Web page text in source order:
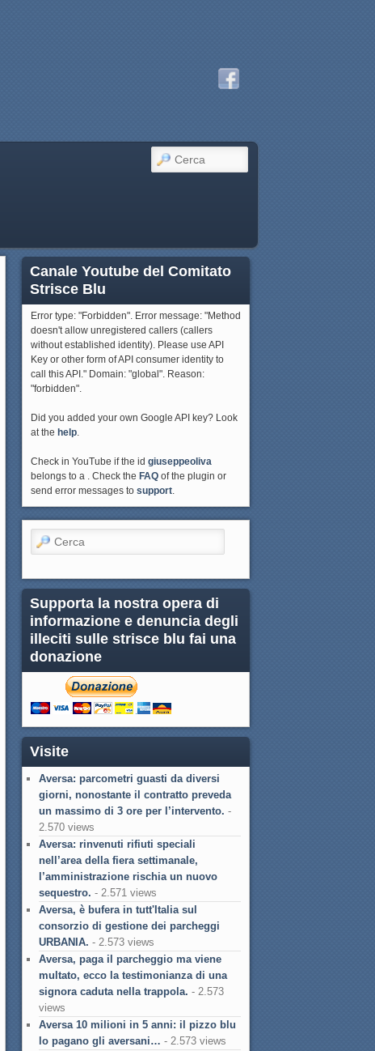
CERCA
Canale Youtube del Comitato
Strisce Blu
Error type: "Forbidden". Error message: "Method
doesn't allow unregistered callers (callers
without established identity). Please use API
Key or other form of API consumer identity to
call this API." Domain: "global". Reason:
"forbidden".
Did you added your own Google API key? Look
at the help.
Check in YouTube if the id giuseppeoliva
belongs to a . Check the FAQ of the plugin or
send error messages to support.
Cerca
Supporta la nostra opera di
informazione e denuncia degli
illeciti sulle strisce blu fai una
donazione
Visite
Aversa: parcometri guasti da diversi
giorni, nonostante il contratto preveda
un massimo di 3 ore per l’intervento. -
2.570 views
Aversa: rinvenuti rifiuti speciali
nell’area della fiera settimanale,
l’amministrazione rischia un nuovo
sequestro. - 2.571 views
Aversa, è bufera in tutt'Italia sul
consorzio di gestione dei parcheggi
URBANIA. - 2.573 views
Aversa, paga il parcheggio ma viene
multato, ecco la testimonianza di una
signora caduta nella trappola. - 2.573
views
Aversa 10 milioni in 5 anni: il pizzo blu
lo pagano gli aversani… - 2.573 views